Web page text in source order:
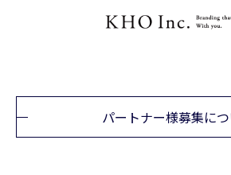
パートナー様募集に